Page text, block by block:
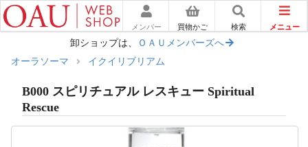
メンバー 買物かご 検索 メニュー
卸ショップは、
ＯＡＵメンバーズへ
オーラソーマ
イクイリブリアム
B000 スピリチュアル レスキュー Spiritual
Rescue